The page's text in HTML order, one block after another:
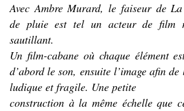
Avec Ambre Murard, le faiseur de
de pluie est tel un acteur de film
sautillant.
Un film-cabane où chaque élément
d’abord le son, ensuite l’image afin
ludique et fragile. Une petite
construction à la même échelle que